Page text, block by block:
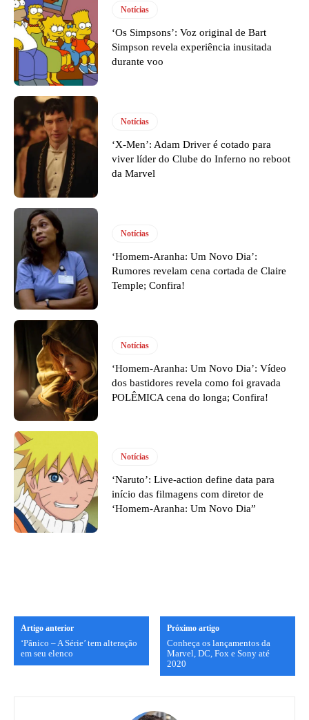
Notícias
‘Os Simpsons’: Voz original de Bart
Simpson revela experiência inusitada
durante voo
Notícias
‘X-Men’: Adam Driver é cotado para
viver líder do Clube do Inferno no reboot
da Marvel
Notícias
‘Homem-Aranha: Um Novo Dia’:
Rumores revelam cena cortada de Claire
Temple; Confira!
Notícias
‘Homem-Aranha: Um Novo Dia’: Vídeo
dos bastidores revela como foi gravada
POLÊMICA cena do longa; Confira!
Notícias
‘Naruto’: Live-action define data para
início das filmagens com diretor de
‘Homem-Aranha: Um Novo Dia”
Artigo anterior
‘Pânico – A Série’ tem alteração
em seu elenco
Próximo artigo
Conheça os lançamentos da
Marvel, DC, Fox e Sony até
2020